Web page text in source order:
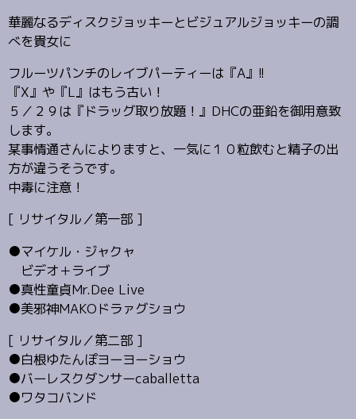
華麗なるディスクジョッキーとビジュアルジョッキーの調
べを貴女に
フルーツパンチのレイブパーティーは『A』!!
『X』や『L』はもう古い！
５／２９は『ドラッグ取り放題！』DHCの亜鉛を御用意致
します。
某事情通さんによりますと、一気に１０粒飲むと精子の出
方が違うそうです。
中毒に注意！
[ リサイタル／第一部 ]
●マイケル・ジャクャ
ビデオ＋ライブ
●真性童貞Mr.Dee Live
●美邪神MAKOドラァグショウ
[ リサイタル／第二部 ]
●白根ゆたんぽヨーヨーショウ
●バーレスクダンサーcaballetta
●ワタコバンド